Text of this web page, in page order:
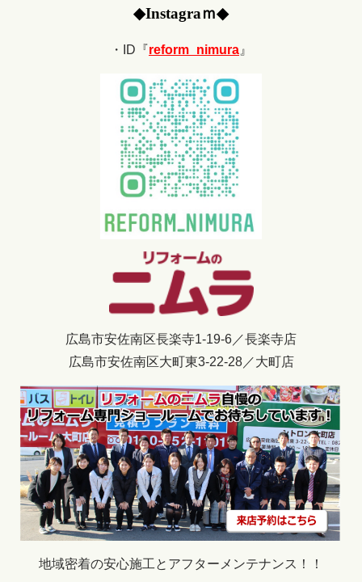
◆Instagraｍ◆
・ID『reform_nimura 』
広島市安佐南区長楽寺1-19-6／長楽寺店
広島市安佐南区大町東3-22-28／大町店
地域密着の安心施工とアフターメンテナンス！！